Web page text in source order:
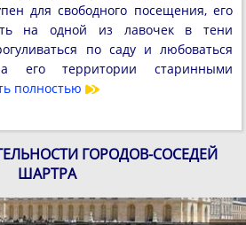
для свободного посещения, его
на одной из лавочек в тени
по саду и любоваться
его территории старинными
полностью
ГОРОДОВ-СОСЕДЕЙ
ШАРТРА